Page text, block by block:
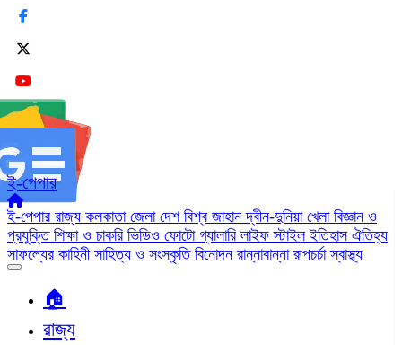
ই-পেপার
ই-পেপার রাজ্য কলকাতা জেলা দেশ বিশ্ব জাহানদ্বীন-দুনিয়া খেলা বিজ্ঞান ও
প্রযুক্তি শিক্ষা ও চাকরি ভিডিও ফোটো গ্যালারি লাইফ স্টাইলইতিহাস ঐতিহ্য
সাফল্যের কাহিনী সাহিত্য ও সংস্কৃতি বিনোদন রান্নাবান্নারূপচর্চাস্বাস্থ্য
🏠︎
রাজ্য